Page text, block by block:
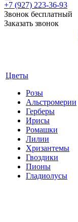
+7 (927) 223-36-93
Звонок бесплатный
Заказать звонок
Цветы
Розы
Альстромерии
Герберы
Ирисы
Ромашки
Лилии
Хризантемы
Гвоздики
Пионы
Гладиолусы